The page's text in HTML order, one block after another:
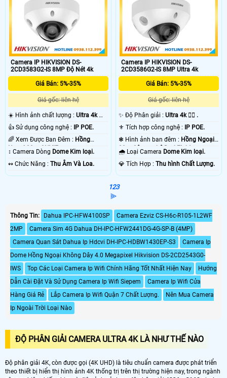
Camera IP HIKVISION DS-
2CD3583G2-IS 8MP Độ Nét 4k
Giá Bán: 5%-35%
Giá gốc: liên hệ
☀️ Hình ảnh chất lượng : Ultra 4k 👍🏾
👍 Sử dụng công nghệ : IP POE.
🌈 Xem Được Ban Đêm : Hồng
Ngoại 30m ONVIF.
↕️ Camera Dòng Dome Kim loại.
️↭ Chức Năng : Thu Âm Và Loa.
Camera IP HIKVISION DS-
2CD3586G2-IS 8MP Ultra 4k
Giá Bán: 5%-35%
Giá gốc: liên hệ
✨ Độ Phân giải :Ultra 4k 👍🏾 .
⚜️ Tích hợp công nghệ : IP POE.
❃ Hình ảnh ban đêm : Hồng Ngoại
30m Công nghệ DarkFighter.
🌧️ Loại Camera Dome Kim loại.
️💎 Tích Hợp :Thu hình Chất Lượng.
123
⫸
Thông Tin: Dahua IPC-HFW4100SP
Camera Ezviz CS-H6c-R105-1L2WF
2MP
Camera Sim 4G Dahua DH-IPC-HFW2441DG-4G-SP-B (4MP)
Camera Quan Sát Dahua Ip Hdcvi DH-IPC-HDBW1430EP-S3
Camera Ip
Dome Hồng Ngoại Không Dây 4.0 Megapixel Hikvision DS-2CD2543G0-
IWS
Top Các Loại Camera Ip Wifi Chính Hãng Tốt Nhất Hiện Nay
Hướng
Dẫn Cài Đặt Và Sử Dụng Camera Ip Wifi Siepem
Camera Ip Wifi Cửa
Hàng Giá Rẻ
Lắp Camera Ip Wifi Quận 7 Chất Lượng.
Nên Mua Camera
Ip Ngoài Trời Loại Nào
ĐỘ PHÂN GIẢI CAMERA ULTRA 4K LÀ NHƯ THẾ NÀO
Độ phân giải 4K, còn được gọi (4K UHD) là tiêu chuẩn camera được phát triển
theo thiết bị hiển thị hình ảnh 4K thống trị trên thị trường hiện nay, trong ngành